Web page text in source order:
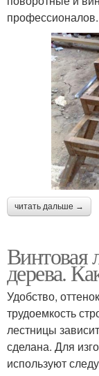
профессионалов.
читать дальше →
Винтовая
дерева.
Удобство,
трудоемкость
лестницы
сделана. Для
используют